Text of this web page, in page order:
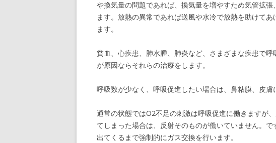
や換気量の問題であれば、換気量を増やすため気管拡
ます。放熱の異常であれば送風や水冷で放熱を助けて
ます。
貧血、心疾患、肺水腫、肺炎など、さまざまな疾患で
が原因ならそれらの治療をします。
呼吸数が少なく、呼吸促進したい場合は、鼻粘膜、皮膚
通常の状態ではO2不足の刺激は呼吸促進に働きますが
てしまった場合は、反射そのものが働いていません。
出てくるまで強制的にガス交換を行います。